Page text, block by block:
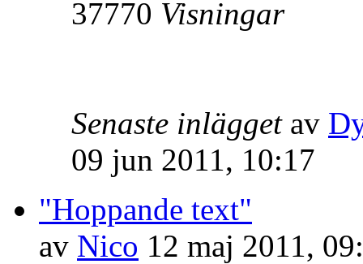
37770 Visningar
Senaste inlägget av
09 jun 2011, 10:17
"Hoppande text"
av Nico 12 maj 2011,